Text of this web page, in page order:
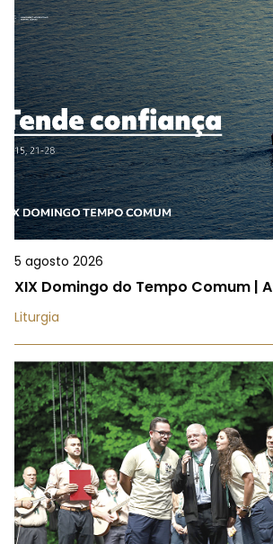
5 agosto 2026
XIX Domingo do Tempo Comum | A
Liturgia